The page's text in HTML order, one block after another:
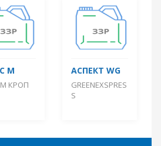
М
КРОП
АСПЕКТ WG
GREENEXSPRES
S